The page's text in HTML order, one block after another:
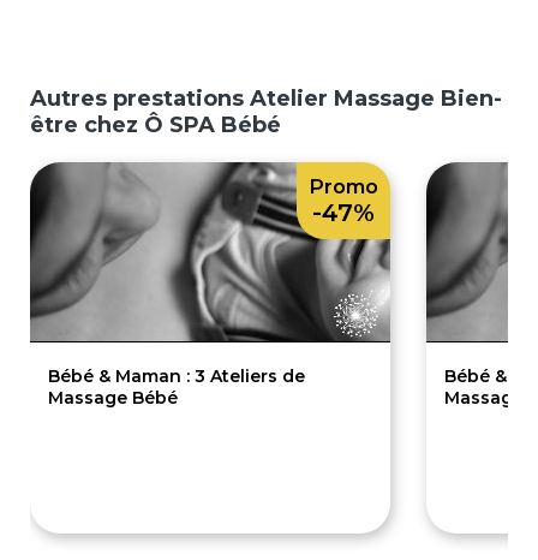
Autres prestations Atelier Massage Bien-
être chez Ô SPA Bébé
Bébé & Maman : 3 Ateliers de
Massage Bébé
Promo
-47%
Bébé &
Massage